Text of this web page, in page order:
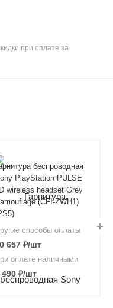
при оплате за
беспроводная
PlayStation PULSE
wireless headset Grey
(CFI-ZWH1)
способы оплаты
657 ₽/шт
оплате наличными
490 ₽/шт